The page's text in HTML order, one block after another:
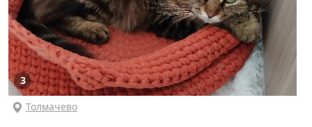
3
Толмачево